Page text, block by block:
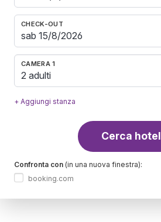
CHECK-OUT
CAMERA 1
2 adulti
+ Aggiungi stanza
Cerca hotel
Confronta con (in una nuova finestra):
booking.com